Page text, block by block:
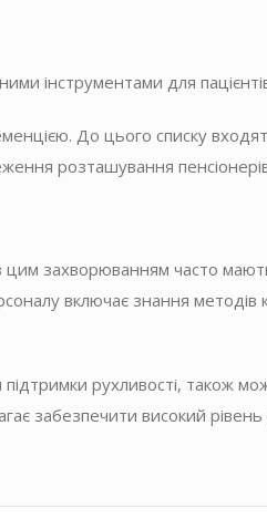
інструментами для пацієнтів
До цього списку
розташування
цим захворюванням часто
включає знання методів
рухливості, також
забезпечити високий рівень